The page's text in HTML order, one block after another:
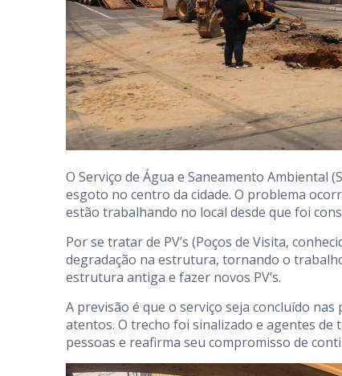
O Serviço de Água e Saneamento Ambiental
esgoto no centro da cidade. O problema
estão trabalhando no local desde que foi
Por se tratar de PV’s (Poços de Visita,
degradação na estrutura, tornando o
estrutura antiga e fazer novos PV’s.
A previsão é que o serviço seja concluído
atentos. O trecho foi sinalizado e agentes de
pessoas e reafirma seu compromisso de